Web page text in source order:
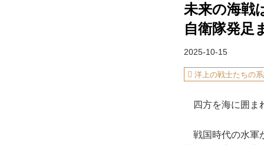
未来の海戦
自衛隊発足
2025-10-15
洋上の戦士たちの
四方を海に囲ま
戦国時代の水軍